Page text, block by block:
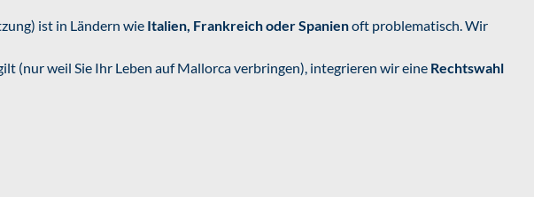
ist in Ländern wie Italien, Frankreich oder Spanienoft problematisch. Wir
(nur weil Sie Ihr Leben auf Mallorca verbringen), integrieren wir eine Rechtswahl